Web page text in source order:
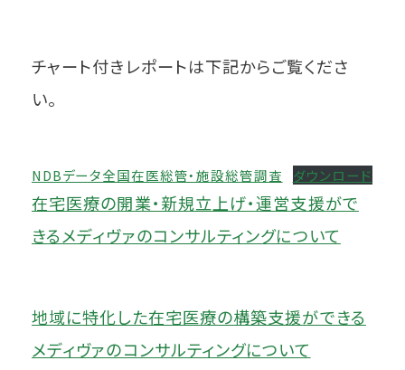
チャート付きレポートは下記からご覧くださ
い。
NDBデータ全国在医総管・施設総管調査 ダウンロード
在宅医療の開業・新規立上げ・運営支援がで
きるメディヴァのコンサルティングについて
地域に特化した在宅医療の構築支援ができる
メディヴァのコンサルティングについて